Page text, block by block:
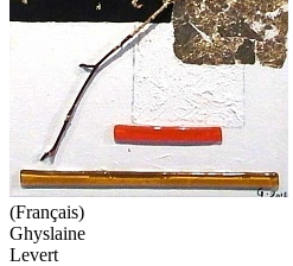
(Français)
Ghyslaine
Levert